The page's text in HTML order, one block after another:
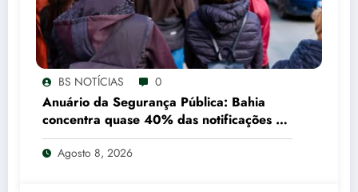
BS NOTÍCIAS 0
Anuário da Segurança Pública: Bahia
concentra quase 40% das notificações de
tráfico de pessoas registradas pelo SUS
em 2025
Agosto 8, 2026